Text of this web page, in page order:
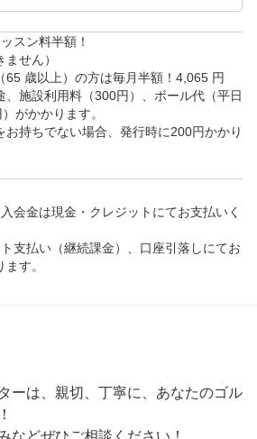
スン料半額！
せん）
65 歳以上）の方は毎月半額！4,065 円
施設利用料（300円）、ボール代（平日
がかかります。
持ちでない場合、発行時に200円かかり
会金は現金・クレジットにてお支払いく
支払い（継続課金）、口座引落しにてお
ーは、親切、丁寧に、あなたのゴル
などぜひご相談ください！